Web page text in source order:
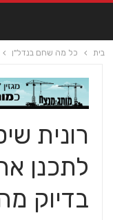
בית כל מה שחם בנדל"ן
רונית
לתכנן
בדיוק